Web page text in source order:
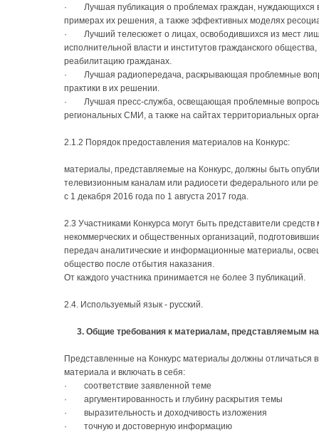
· Лучшая публикация о проблемах граждан, нуждающихся
примерах их решения, а также эффективных моделях
· Лучший телесюжет о лицах, освободившихся из мест
исполнительной власти и институтов гражданского
реабилитацию гражданах.
· Лучшая радиопередача, раскрывающая проблемные
практики в их решении.
· Лучшая пресс-служба, освещающая проблемные вопросы
региональных СМИ, а также на сайтах территориальных
2.1.2 Порядок предоставления материалов на Конкурс:
материалы, представляемые на Конкурс, должны быть
телевизионным каналам или радиосети федерального или
с 1 декабря 2016 года по 1 августа 2017 года.
2.3 Участниками Конкурса могут быть представители
некоммерческих и общественных организаций,
передач аналитические и информационные материалы,
общество после отбытия наказания.
От каждого участника принимается не более 3 публикаций.
2.4. Используемый язык - русский.
3. Общие требования к материалам, представляемым на
Представленные на Конкурс материалы должны отличаться
материала и включать в себя:
· соответствие заявленной теме
· аргументированность и глубину раскрытия темы
· выразительность и доходчивость изложения
· точную и достоверную информацию